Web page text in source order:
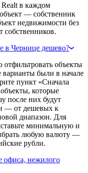
в каждом
— собственник
недвижимости без
собственников.
в Чернице дешево?
объекты
были в начале
пункт «Сначала
которые
после них будут
— от дешевых к
диапазон. Для
минимальную и
любую валюту —
рубли.
офиса, нежилого